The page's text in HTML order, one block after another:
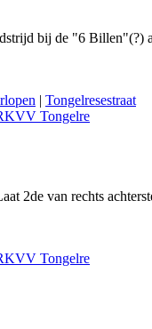
bij de "6 Billen"(?)
| Tongelresestraat
Tongelre
2de van rechts
Tongelre